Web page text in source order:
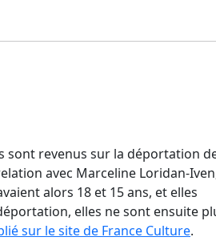
sont revenus sur la déportation
avec Marceline Loridan-
alors 18 et 15 ans, et elles
elles ne sont ensuite
sur le site de France Culture.